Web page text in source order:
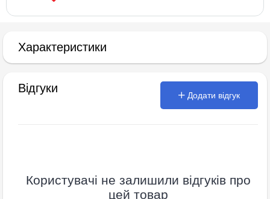
Характеристики
Відгуки
Додати відгук
Користувачі не залишили відгуків про
цей товар